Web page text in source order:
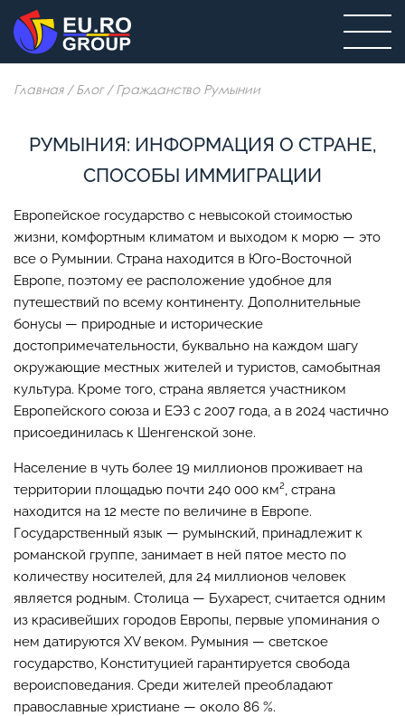
Главная / Блог / Гражданство Румынии
РУМЫНИЯ: ИНФОРМАЦИЯ О СТРАНЕ,
СПОСОБЫ ИММИГРАЦИИ
Европейское государство с невысокой стоимостью
жизни, комфортным климатом и выходом к морю — это
все о Румынии. Страна находится в Юго-Восточной
Европе, поэтому ее расположение удобное для
путешествий по всему континенту. Дополнительные
бонусы — природные и исторические
достопримечательности, буквально на каждом шагу
окружающие местных жителей и туристов, самобытная
культура. Кроме того, страна является участником
Европейского союза и ЕЭЗ с 2007 года, а в 2024 частично
присоединилась к Шенгенской зоне.
Население в чуть более 19 миллионов проживает на
территории площадью почти 240 000 км², страна
находится на 12 месте по величине в Европе.
Государственный язык — румынский, принадлежит к
романской группе, занимает в ней пятое место по
количеству носителей, для 24 миллионов человек
является родным. Столица — Бухарест, считается одним
из красивейших городов Европы, первые упоминания о
нем датируются XV веком. Румыния — светское
государство, Конституцией гарантируется свобода
вероисповедания. Среди жителей преобладают
православные христиане — около 86 %.